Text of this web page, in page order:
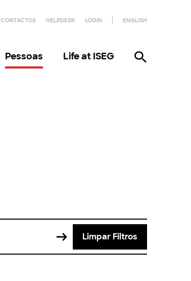
CONTACTOS HELPDESK LOGIN ENGLISH
Pessoas Life at ISEG
Limpar Filtros